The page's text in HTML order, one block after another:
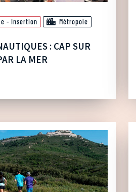
- Insertion Métropole
: CAP SUR
LA MER